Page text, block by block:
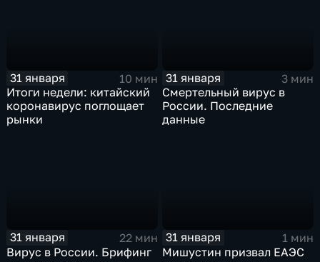
31 января
10 мин
Итоги недели: китайский
коронавирус поглощает
рынки
31 января
3 мин
Смертельный вирус в
России. Последние
данные
31 января
22 мин
Вирус в России. Брифинг
31 января
1 мин
Мишустин призвал ЕАЭС